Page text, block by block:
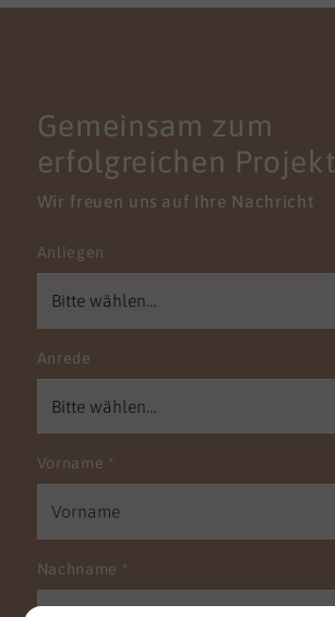
Gemeinsam zum
erfolgreichen Projekt
Wir freuen uns auf Ihre Nachricht
Anliegen
Anrede
Vorname *
Nachname *